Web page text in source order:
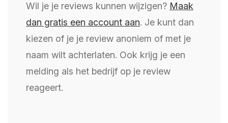
Wil je je reviews kunnen wijzigen? Maak
dan gratis een account aan. Je kunt dan
kiezen of je je review anoniem of met je
naam wilt achterlaten. Ook krijg je een
melding als het bedrijf op je review
reageert.